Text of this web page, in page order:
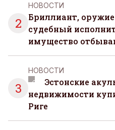
2
НОВОСТИ
Бриллиант,
судебный
имущество
3
НОВОСТИ
Эстонские
недвижимости
Риге